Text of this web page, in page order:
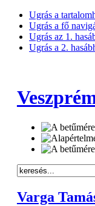
Ugrás a
Ugrás a fő
Ugrás az 1.
Ugrás a 2.
Varga